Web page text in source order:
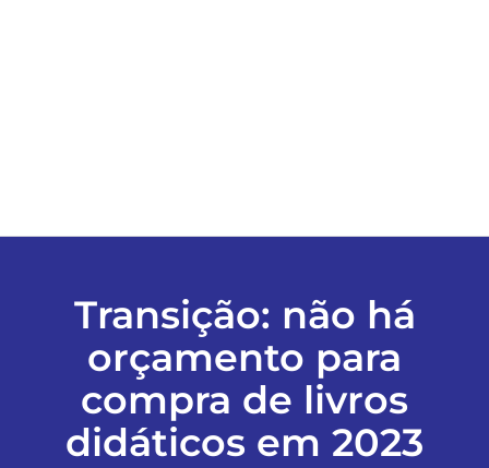
FALE CONOSCO
EDIÇÕES EM PDF
Transição: não há
orçamento para
compra de livros
didáticos em 2023